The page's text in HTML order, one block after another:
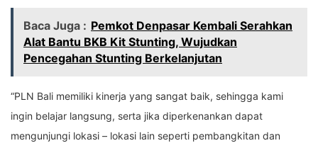
Baca Juga : Pemkot Denpasar Kembali Serahkan
Alat Bantu BKB Kit Stunting, Wujudkan
Pencegahan Stunting Berkelanjutan
“PLN Bali memiliki kinerja yang sangat baik, sehingga kami
ingin belajar langsung, serta jika diperkenankan dapat
mengunjungi lokasi – lokasi lain seperti pembangkitan dan